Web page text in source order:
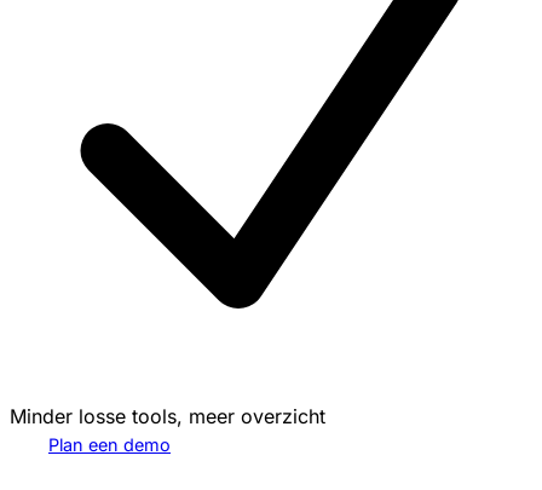
Minder losse tools, meer overzicht
Plan een demo